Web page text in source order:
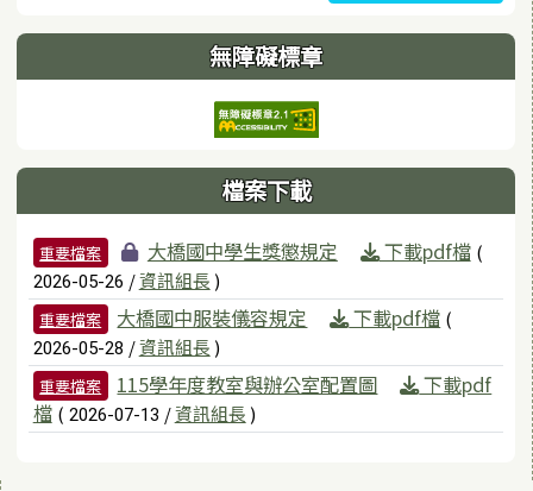
無障礙標章
檔案下載
檔案列表
重要檔案 大橋國中學生獎懲規定 下載pdf檔 (
2026-05-26 /資訊組長 )
重要檔案 大橋國中服裝儀容規定 下載pdf檔 (
2026-05-28 /資訊組長 )
重要檔案 115學年度教室與辦公室配置圖
下載pdf
檔 ( 2026-07-13 /資訊組長 )